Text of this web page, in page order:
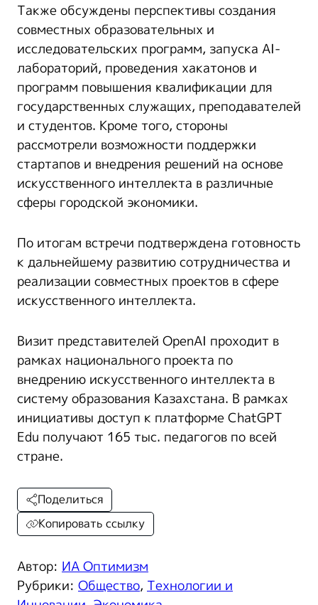
Также обсуждены перспективы создания
совместных образовательных и
исследовательских программ, запуска AI-
лабораторий, проведения хакатонов и
программ повышения квалификации для
государственных служащих, преподавателей
и студентов. Кроме того, стороны
рассмотрели возможности поддержки
стартапов и внедрения решений на основе
искусственного интеллекта в различные
сферы городской экономики.
По итогам встречи подтверждена готовность
к дальнейшему развитию сотрудничества и
реализации совместных проектов в сфере
искусственного интеллекта.
Визит представителей OpenAI проходит в
рамках национального проекта по
внедрению искусственного интеллекта в
систему образования Казахстана. В рамках
инициативы доступ к платформе ChatGPT
Edu получают 165 тыс. педагогов по всей
стране.
Автор: ИА Оптимизм
Рубрики: Общество, Технологии и
Поделиться
Копировать ссылку